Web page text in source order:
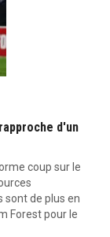
d'un
coup sur le
sont de plus en
Forest pour le